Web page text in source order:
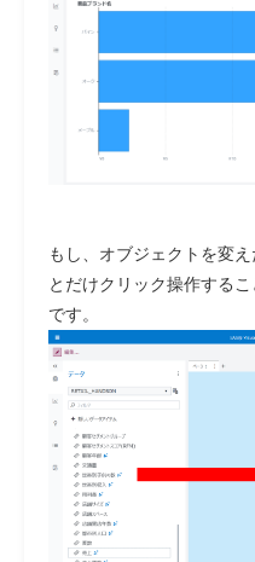
もし、オブジェクトを変
とだけクリック操作する
です。